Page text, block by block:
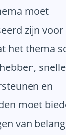
moet
zijn voor
het thema
en
moet
van